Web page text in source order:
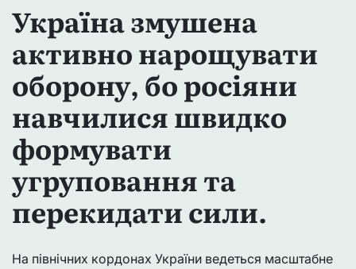
Україна змушена
активно нарощувати
оборону, бо росіяни
навчилися швидко
формувати
угруповання та
перекидати сили.
На північних кордонах України ведеться масштабне